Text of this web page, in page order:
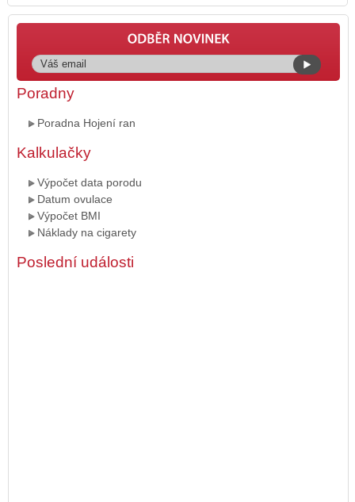
Poradny
Poradna Hojení ran
Kalkulačky
Výpočet data porodu
Datum ovulace
Výpočet BMI
Náklady na cigarety
Poslední události